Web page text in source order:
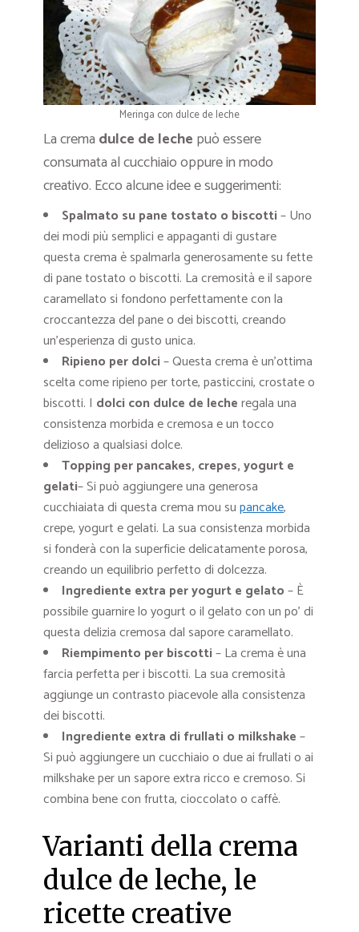
Meringa con dulce de leche
La crema dulce de leche può essere
consumata al cucchiaio oppure in modo
creativo. Ecco alcune idee e suggerimenti:
Spalmato su pane tostato o biscotti– Uno
dei modi più semplici e appaganti di gustare
questa crema è spalmarla generosamente su fette
di pane tostato o biscotti. La cremosità e il sapore
caramellato si fondono perfettamente con la
croccantezza del pane o dei biscotti, creando
un’esperienza di gusto unica.
Ripieno per dolci– Questa crema è un’ottima
scelta come ripieno per torte, pasticcini, crostate o
biscotti. I dolci con dulce de lecheregala una
consistenza morbida e cremosa e un tocco
delizioso a qualsiasi dolce.
Topping per pancakes, crepes, yogurt e
gelati– Si può aggiungere una generosa
cucchiaiata di questa crema mou supancake,
crepe, yogurt e gelati. La sua consistenza morbida
si fonderà con la superficie delicatamente porosa,
creando un equilibrio perfetto di dolcezza.
Ingrediente extra per yogurt e gelato– È
possibile guarnire lo yogurt o il gelato con un po’ di
questa delizia cremosa dal sapore caramellato.
Riempimento per biscotti– La crema è una
farcia perfetta per i biscotti. La sua cremosità
aggiunge un contrasto piacevole alla consistenza
dei biscotti.
Ingrediente extra di frullati o milkshake–
Si può aggiungere un cucchiaio o due ai frullati o ai
milkshake per un sapore extra ricco e cremoso. Si
combina bene con frutta, cioccolato o caffè.
Varianti della crema
dulce de leche, le
ricette creative